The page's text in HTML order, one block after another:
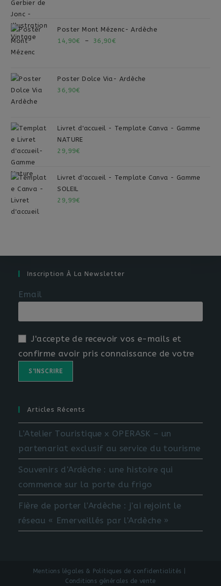
Poster Mont Mézenc- Ardèche
14,90€ – 36,90€
Poster Dolce Via- Ardèche
36,90€
Livret d'accueil - Template Canva - Gamme
NATURE
29,99€
Livret d'accueil - Template Canva - Gamme
SOLEIL
29,99€
Inscription À La Newsletter
Email
J'accepte de recevoir vos e-mails et
confirme avoir pris connaissance de votre
Articles Récents
L’Atelier Touristique x OPERASK – un
partenariat exclusif au service du tourisme
Souvenirs d’Ardèche : une histoire qui
commence sur la porte du frigo
Fière de porter l’Ardèche : j’ai rejoint le
réseau « Emerveillés par l’Ardèche »
Mentions légales & Politiques de confidentialités
Conditions générales de vente